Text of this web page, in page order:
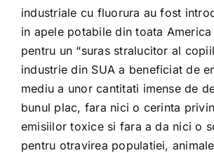
industriale cu fluorura au fost
in apele potabile din toata
pentru un “suras stralucitor al
industrie din SUA a beneficiat de
mediu a unor cantitati imense de
bunul plac, fara nici o cerinta
emisiilor toxice si fara a da nici o
pentru otravirea populatiei,